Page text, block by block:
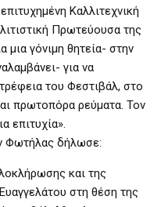
Καλλιτεχνική
Πρωτεύουσα της
μια γόνιμη θητεία- στην
για να
του Φεστιβάλ, στο
πρωτοπόρα ρεύματα. Τον
επιτυχία».
Φωτήλας δήλωσε:
και της
στη θέση της